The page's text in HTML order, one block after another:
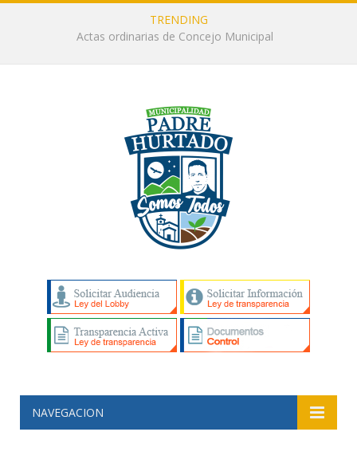
TRENDING
Actas ordinarias de Concejo Municipal
NAVEGACION